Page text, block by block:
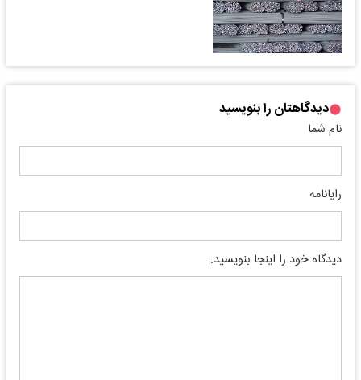
دیدگاهتان را بنویسید
نام شما
رایانامه
دیدگاه خود را اینجا بنویسید: